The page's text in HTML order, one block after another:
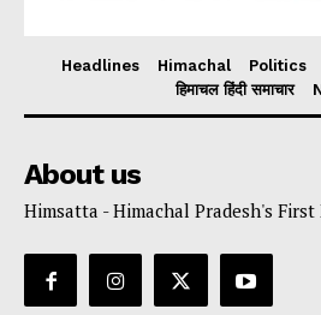
Headlines Himachal Politics
हिमाचल हिंदी समाचार
About us
Himsatta - Himachal Pradesh's First